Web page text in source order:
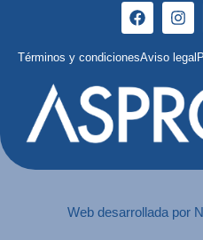
Términos y condicionesAviso legal
Web desarrollada por